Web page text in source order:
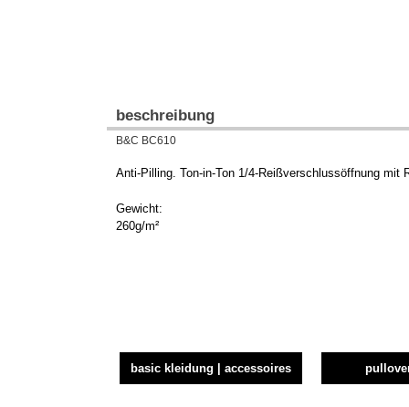
beschreibung
B&C BC610
Anti-Pilling. Ton-in-Ton 1/4-Reißverschlussöffnung
Gewicht:
260g/m²
basic kleidung | accessoires